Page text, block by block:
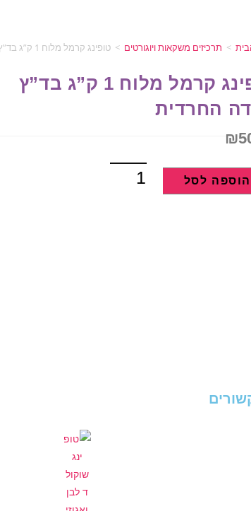
> תרכיזים משקאות ויוגורטים > טופינג קרמל מלוח 1 ק”ג בד”ץ העדה החרדית
טופינג קרמל מלוח 1 ק”ג בד”ץ
החרדית
₪
הוספה לסל